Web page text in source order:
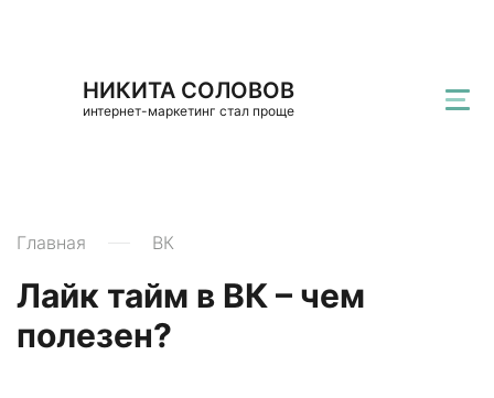
НИКИТА СОЛОВОВ
интернет-маркетинг стал проще
Главная ВК
Лайк тайм в ВК – чем
полезен?